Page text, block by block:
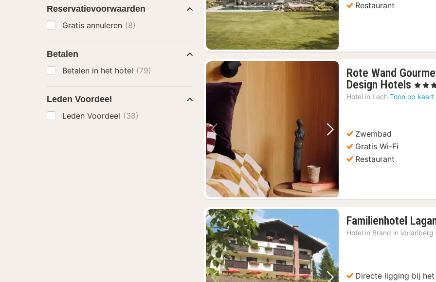
Restaurant
Vorige foto Volgende foto
Rote Wand
Design Hotels 1
nacht
, 4
Hotel in Lech Toon op kaart
Zwembad
Gratis Wi-Fi
Restaurant
Familienhotel
Hotel in Brand in Vorarlberg
Directe ligging bij
Reservatievoorwaarden
Gratis annuleren (8)
Betalen
Betalen in het hotel (79)
Leden Voordeel
Leden Voordeel (38)